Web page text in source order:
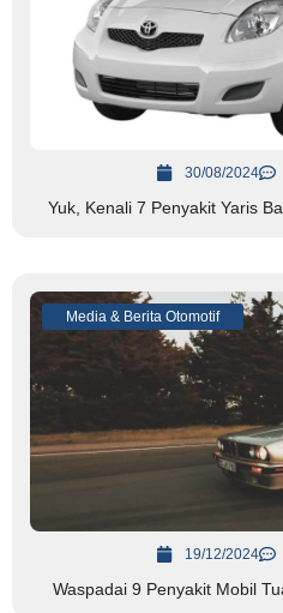
30/08/2024
Yuk, Kenali 7 Penyakit Yaris
Media & Berita Otomotif
19/12/2024
Waspadai 9 Penyakit Mobil